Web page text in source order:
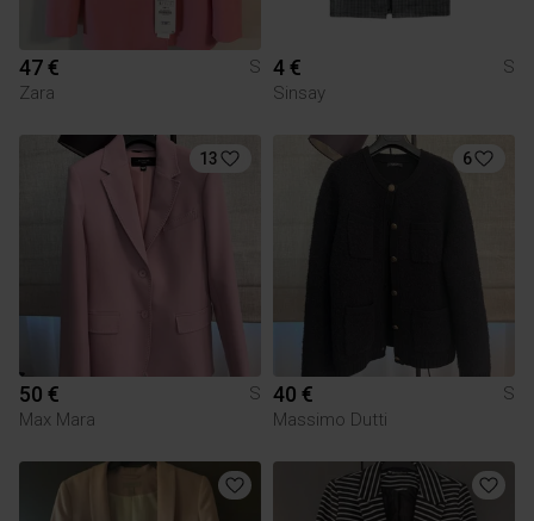
47 €
S
Zara
4 €
S
Sinsay
13
50 €
S
Max Mara
6
40 €
S
Massimo Dutti